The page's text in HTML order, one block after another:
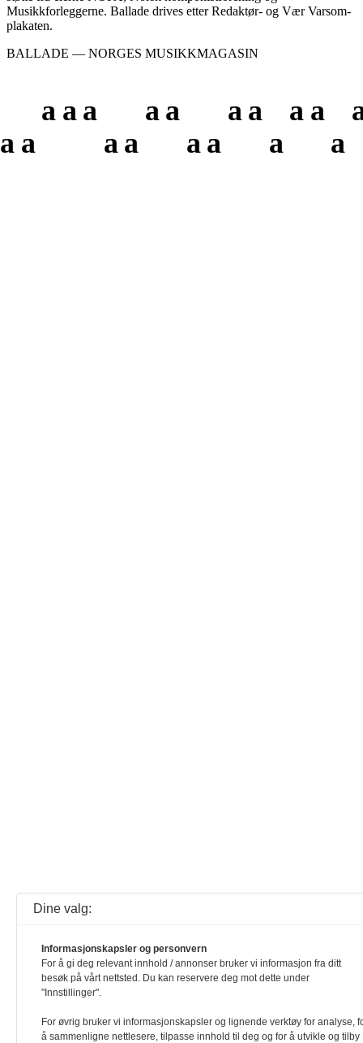
Musikkforleggerne. Ballade drives etter Redaktør- og Vær Varsom-
plakaten.
BALLADE — NORGES MUSIKKMAGASIN
a
a
a
a
a
a
Dine valg:
Informasjonskapsler og personvern
For å gi deg relevant innhold / annonser bruker vi informasjon fra ditt
besøk på vårt nettsted. Du kan reservere deg mot dette under
"Innstillinger".
For øvrig bruker vi informasjonskapsler og lignende verktøy for analyse,
å sammenligne nettlesere, tilpasse innhold til deg og for å utvikle og tilby